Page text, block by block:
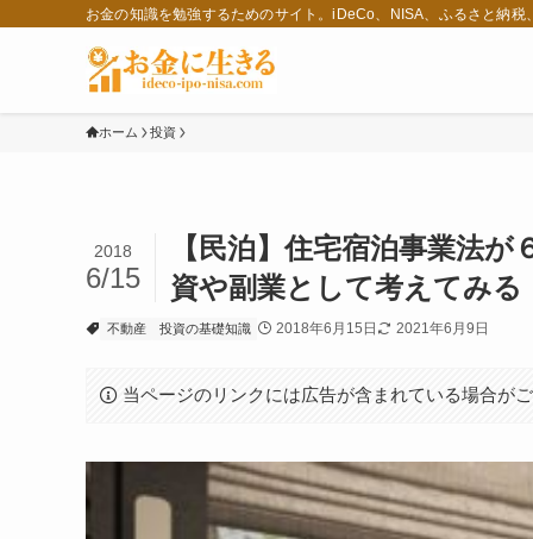
お金の知識を勉強するためのサイト。iDeCo、NISA、ふるさと納税
ホーム 投資
【民泊】住宅宿泊事業法
資や副業として考えてみる
2018
6/15
不動産 投資の基礎知識 2018年6月15日 2021年6月9日
当ページのリンクには広告が含まれている場合が